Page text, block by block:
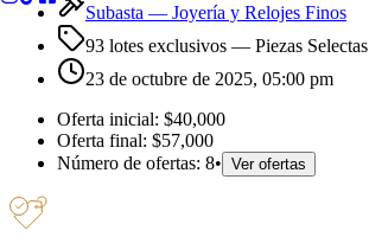
Subasta — Joyería y Relojes Finos
93 lotes exclusivos — Piezas Selectas
23 de octubre de 2025, 05:00 pm
Oferta inicial: $40,000
Oferta final: $57,000
Número de ofertas: 8• Ver ofertas